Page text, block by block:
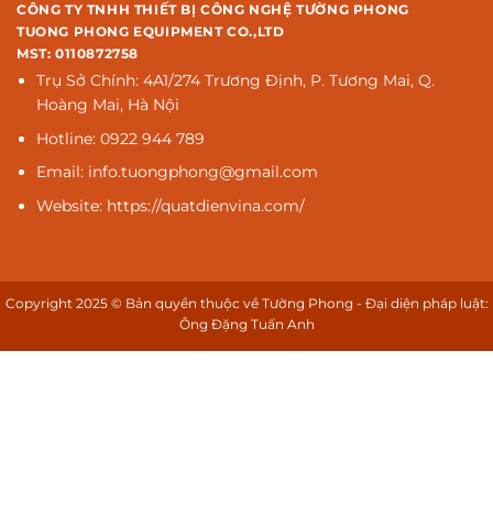
CÔNG TY TNHH THIẾT BỊ CÔNG NGHỆ TƯỜNG PHONG
TUONG PHONG EQUIPMENT CO.,LTD
MST: 0110872758
Trụ Sở Chính: 4A1/274 Trương Định, P. Tương Mai, Q.
Hoàng Mai, Hà Nội
Hotline: 0922 944 789
Email: info.tuongphong@gmail.com
Website: https://quatdienvina.com/
Copyright 2025 © Bản quyền thuộc về Tường Phong - Đại diện pháp luật:
Ông Đặng Tuấn Anh